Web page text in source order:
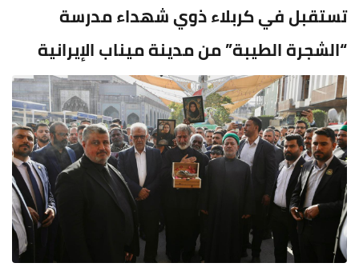
تستقبل في كربلاء ذوي شهداء مدرسة
“الشجرة الطيبة” من مدينة ميناب الإيرانية